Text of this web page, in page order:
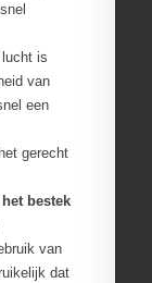
is
van
een
gerecht
bestek
van
dat